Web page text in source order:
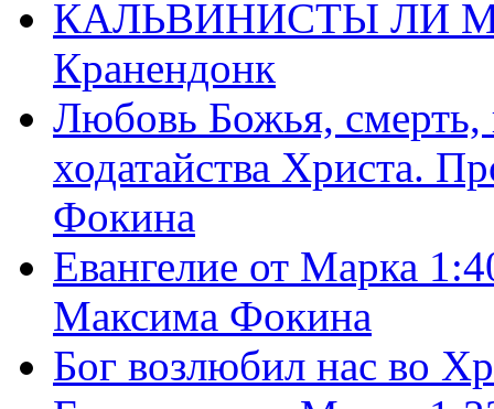
КАЛЬВИНИСТЫ ЛИ
Кранендонк
Любовь Божья, смерть,
ходатайства Христа.
Фокина
Евангелие от Марка
Максима Фокина
Бог возлюбил нас во